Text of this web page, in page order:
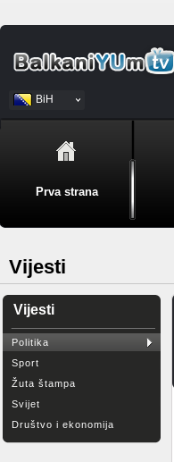
BiH
Srpski
Prva strana
Vijesti
Vijesti
Politika
Sport
Žuta štampa
Svijet
Društvo i ekonomija